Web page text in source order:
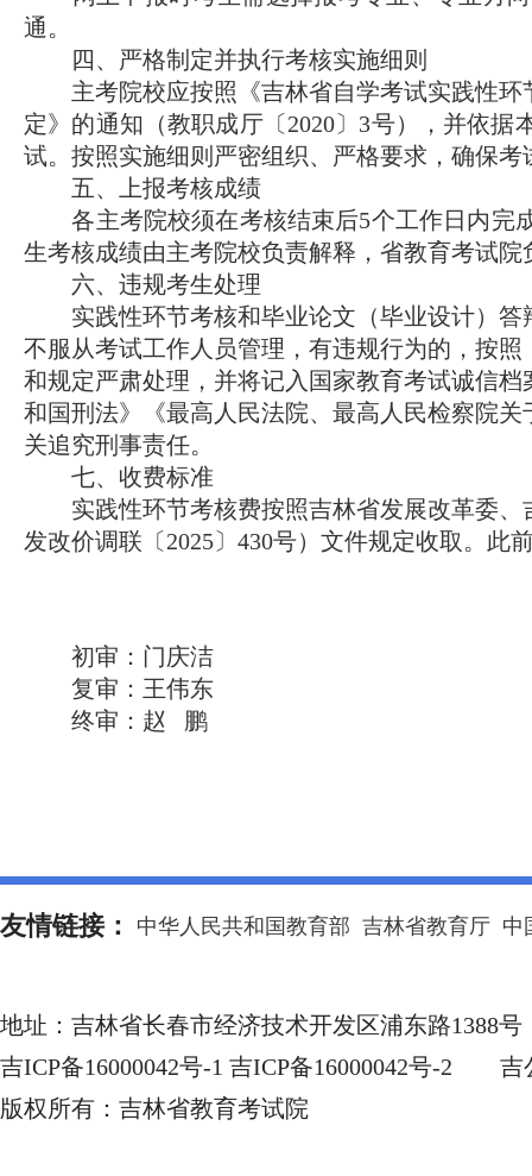
通。
四、严格制定并执行考核实施细则
主考院校应按照《吉林省自学考试实践性环
定》的通知（教职成厅〔2020〕3号），并依
试。按照实施细则严密组织、严格要求，确保
五、上报考核成绩
各主考院校须在考核结束后5个工作日内完
生考核成绩由主考院校负责解释，省教育考试
六、违规考生处理
实践性环节考核和毕业论文（毕业设计）答
不服从考试工作人员管理，有违规行为的，按
和规定严肃处理，并将记入国家教育考试诚信
和国刑法》《最高人民法院、最高人民检察院
关追究刑事责任。
七、收费标准
实践性环节考核费按照吉林省发展改革委、
发改价调联〔2025〕430号）文件规定收取。此
初审：门庆洁
复审：王伟东
终审：赵 鹏
友情链接： 中华人民共和国教育部 吉林省教育厅 中
地址： 吉林省长春市经济技术开发区浦东路1388号
吉ICP备16000042号-1 吉ICP备16000042号-2
吉
版权所有： 吉林省教育考试院